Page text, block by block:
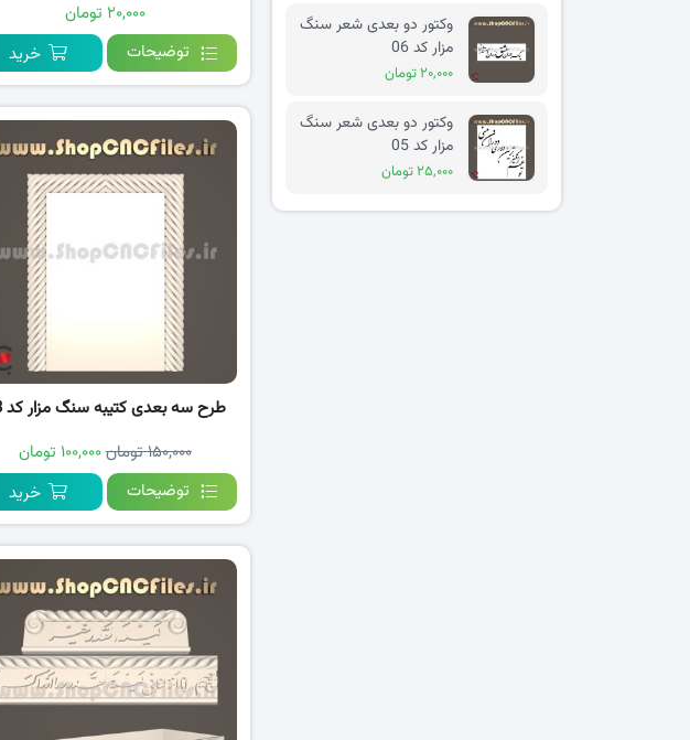
۲۰,۰۰۰ تومان
توضیحات
خرید
طرح سه بعدی کتیبه سنگ مزار کد 13
۱۵۰,۰۰۰ تومان
۱۰۰,۰۰۰ تومان
توضیحات
خرید
وکتور دو بعدی شعر سنگ
مزار کد 06
۲۰,۰۰۰ تومان
وکتور دو بعدی شعر سنگ
مزار کد 05
۲۵,۰۰۰ تومان